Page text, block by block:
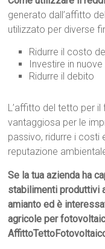
generato dall’affitto
utilizzato per diverse
Ridurre il costo
Investire in
Ridurre il debito
L’affitto del tetto per
vantaggiosa per le
passivo, ridurre i costi
reputazione
Se la tua azienda ha
stabilimenti produttivi
amianto ed è
agricole per